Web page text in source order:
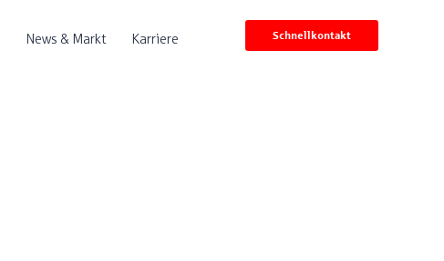
News & Markt Karriere Schnellkontakt